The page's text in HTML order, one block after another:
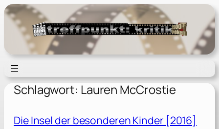
Zum
Inhalt
springen
Schlagwort: Lauren McCrostie
Die Insel der besonderen Kinder [2016]